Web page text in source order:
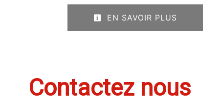
EN SAVOIR PLUS
Contactez nous